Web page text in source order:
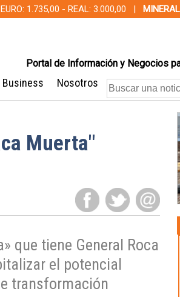
1.735,00 - REAL: 3.000,00 |
Portal de Información y Negocios
Business Nosotros
Muerta"
que tiene General Roca
el potencial
transformación